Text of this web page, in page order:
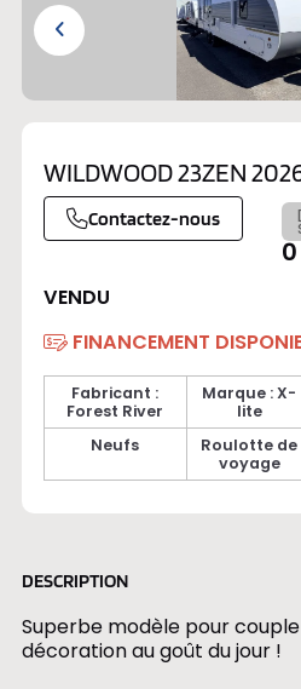
WILDWOOD 23ZEN
Contactez-nous
VENDU
FINANCEMENT
Fabricant :
Forest River
Marque : X-
lite
Neufs
Roulotte de
voyage
DESCRIPTION
Superbe modèle pour
décoration au goût du jour !